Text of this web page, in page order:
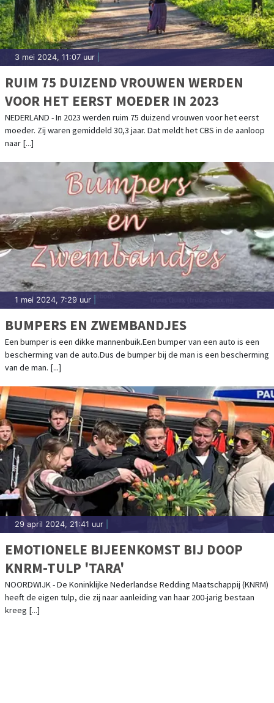
3 mei 2024, 11:07 uur
RUIM 75 DUIZEND VROUWEN WERDEN
VOOR HET EERST MOEDER IN 2023
NEDERLAND - In 2023 werden ruim 75 duizend vrouwen voor het eerst
moeder. Zij waren gemiddeld 30,3 jaar. Dat meldt het CBS in de aanloop
naar [...]
1 mei 2024, 7:29 uur
BUMPERS EN ZWEMBANDJES
Een bumper is een dikke mannenbuik.Een bumper van een auto is een
bescherming van de auto.Dus de bumper bij de man is een bescherming
van de man. [...]
29 april 2024, 21:41 uur
EMOTIONELE BIJEENKOMST BIJ DOOP
KNRM-TULP 'TARA'
NOORDWIJK - De Koninklijke Nederlandse Redding Maatschappij (KNRM)
heeft de eigen tulp, die zij naar aanleiding van haar 200-jarig bestaan
kreeg [...]